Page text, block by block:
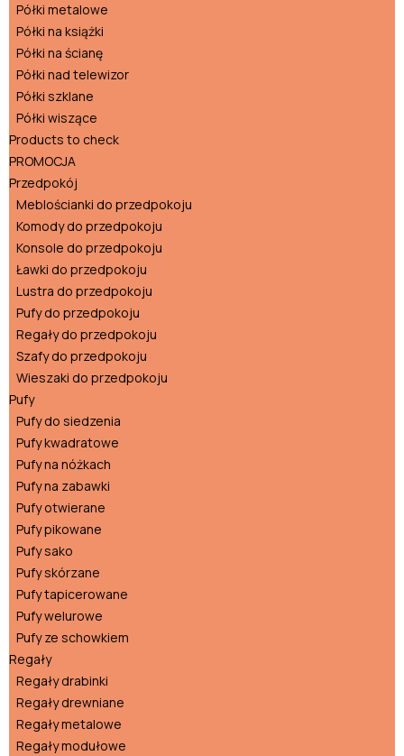
Półki metalowe
Półki na książki
Półki na ścianę
Półki nad telewizor
Półki szklane
Półki wiszące
Products to check
PROMOCJA
Przedpokój
Meblościanki do przedpokoju
Komody do przedpokoju
Konsole do przedpokoju
Ławki do przedpokoju
Lustra do przedpokoju
Pufy do przedpokoju
Regały do przedpokoju
Szafy do przedpokoju
Wieszaki do przedpokoju
Pufy
Pufy do siedzenia
Pufy kwadratowe
Pufy na nóżkach
Pufy na zabawki
Pufy otwierane
Pufy pikowane
Pufy sako
Pufy skórzane
Pufy tapicerowane
Pufy welurowe
Pufy ze schowkiem
Regały
Regały drabinki
Regały drewniane
Regały metalowe
Regały modułowe